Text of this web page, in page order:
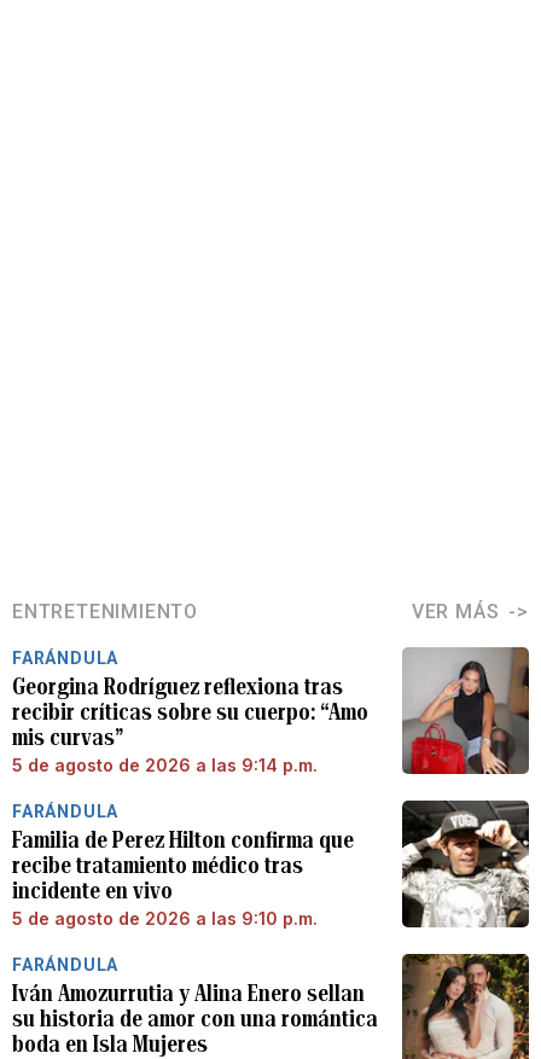
ENTRETENIMIENTO VER MÁS
FARÁNDULA
Georgina Rodríguez reflexiona tras
recibir críticas sobre su cuerpo: “Amo
mis curvas”
5 de agosto de 2026 a las 9:14 p.m.
FARÁNDULA
Familia de Perez Hilton confirma que
recibe tratamiento médico tras
incidente en vivo
5 de agosto de 2026 a las 9:10 p.m.
FARÁNDULA
Iván Amozurrutia y Alina Enero sellan
su historia de amor con una romántica
boda en Isla Mujeres